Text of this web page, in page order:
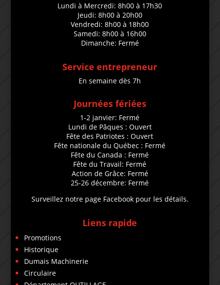
Lundi à Mercredi: 8h00 à 17h30
Jeudi: 8h00 à 20h00
Vendredi: 8h00 à 18h00
Samedi: 8h00 à 16h00
Dimanche: Fermé
Service entrepreneur
En semaine dès 7h
Journées fériées
1-2 janvier: Fermé
Lundi de Pâques : Ouvert
Fête des Patriotes : Ouvert
Fête nationale du Québec : Fermé
Fête du Canada : Fermé
Fête du Travail: Fermé
Action de Grâce: Fermé
25-26 décembre: Fermé
Surveillez notre page Facebook pour les détails.
Liens rapide
Promotions
Historique
Dumais Machinerie
Circulaire